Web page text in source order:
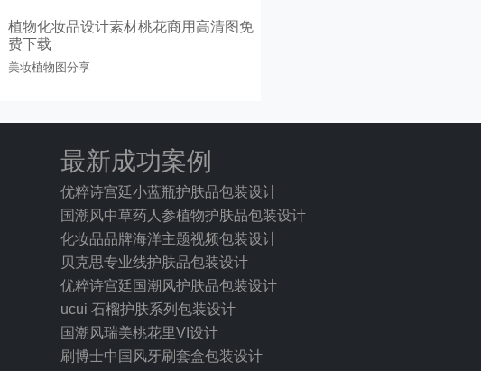
植物化妆品设计素材桃花商用高清图免
费下载
美妆植物图分享
最新成功案例
优粹诗宫廷小蓝瓶护肤品包装设计
国潮风中草药人参植物护肤品包装设计
化妆品品牌海洋主题视频包装设计
贝克思专业线护肤品包装设计
优粹诗宫廷国潮风护肤品包装设计
ucui 石榴护肤系列包装设计
国潮风瑞美桃花里VI设计
刷博士中国风牙刷套盒包装设计